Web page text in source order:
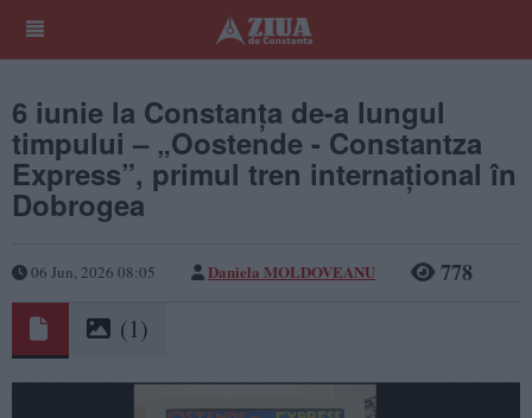
6 iunie la Constanța de-a lungul
timpului – „Oostende - Constantza
Express”, primul tren internaţional în
Dobrogea
06 Jun, 2026 08:05 Daniela MOLDOVEANU 778
(1)